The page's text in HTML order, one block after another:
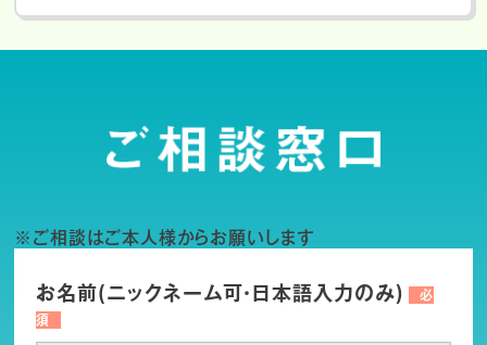
※ご相談はご本人様からお願いします
お名前(ニックネーム可・日本語入力のみ)
必
須